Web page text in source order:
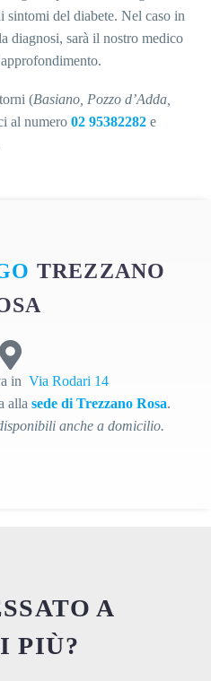
del diabete. Nel caso in
diagnosi, sarà il nostro medico
(Basiano, Pozzo d’Adda,
al numero 02 95382282 e
TREZZANO
in Via Rodari 14
alla sede di Trezzano Rosa.
anche a domicilio.
A
PIÙ?